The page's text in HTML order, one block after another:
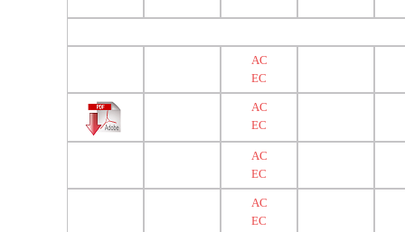
AC
EC
AC
EC
AC
EC
AC
EC